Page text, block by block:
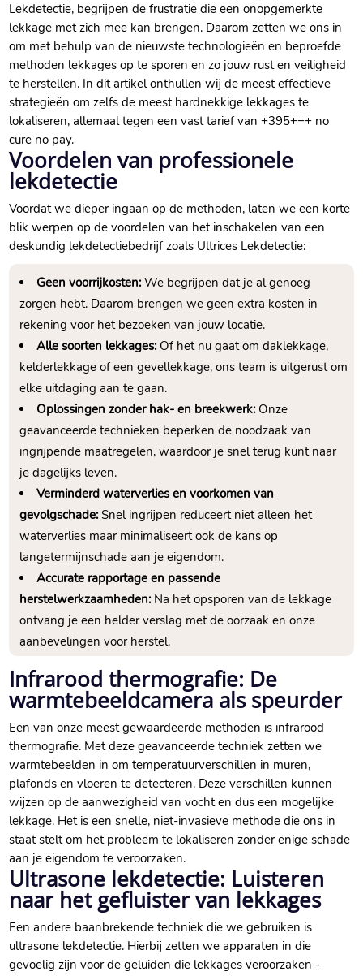
Lekdetectie, begrijpen de frustratie die een onopgemerkte
lekkage met zich mee kan brengen.​ Daarom zetten we ons in
om met behulp van de nieuwste technologieën en beproefde
methoden lekkages op te sporen en zo jouw rust en veiligheid
te herstellen.​ In dit artikel onthullen wij de meest effectieve
strategieën om zelfs de meest hardnekkige lekkages te
lokaliseren, allemaal tegen een vast tarief van +395+++ no
cure no pay.​
Voordelen van professionele
lekdetectie
Voordat we dieper ingaan op de methoden, laten we een korte
blik werpen op de voordelen van het inschakelen van een
deskundig lekdetectiebedrijf zoals Ultrices Lekdetectie:
Geen voorrijkosten:We begrijpen dat je al genoeg
zorgen hebt.​ Daarom brengen we geen extra kosten in
rekening voor het bezoeken van jouw locatie.​
Alle soorten lekkages:Of het nu gaat om daklekkage,
kelderlekkage of een gevellekkage, ons team is uitgerust om
elke uitdaging aan te gaan.​
Oplossingen zonder hak- en breekwerk:Onze
geavanceerde technieken beperken de noodzaak van
ingrijpende maatregelen, waardoor je snel terug kunt naar
je dagelijks leven.​
Verminderd waterverlies en voorkomen van
gevolgschade:Snel ingrijpen reduceert niet alleen het
waterverlies maar minimaliseert ook de kans op
langetermijnschade aan je eigendom.​
Accurate rapportage en passende
herstelwerkzaamheden:Na het opsporen van de lekkage
ontvang je een helder verslag met de oorzaak en onze
aanbevelingen voor herstel.​
Infrarood thermografie: De
warmtebeeldcamera als speurder
Een van onze meest gewaardeerde methoden is infrarood
thermografie.​ Met deze geavanceerde techniek zetten we
warmtebeelden in om temperatuurverschillen in muren,
plafonds en vloeren te detecteren.​ Deze verschillen kunnen
wijzen op de aanwezigheid van vocht en dus een mogelijke
lekkage.​ Het is een snelle, niet-invasieve methode die ons in
staat stelt om het probleem te lokaliseren zonder enige schade
aan je eigendom te veroorzaken.​
Ultrasone lekdetectie: Luisteren
naar het gefluister van lekkages
Een andere baanbrekende techniek die we gebruiken is
ultrasone lekdetectie.​ Hierbij zetten we apparaten in die
gevoelig zijn voor de geluiden die lekkages veroorzaken -